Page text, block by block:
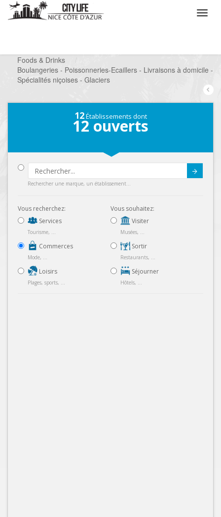
Foods & Drinks
/
Boulangeries - Poissonneries-Ecaillers - Livraisons à domicile -
Spécialités niçoises - Glaciers
12Établissements dont
12 ouverts
Rechercher une marque, un établissement...
Vous recherchez:
Services
Tourisme, ...
Commerces
Mode, ...
Loisirs
Plages, sports, ...
Vous souhaitez:
Visiter
Musées, ...
Sortir
Restaurants, ...
Séjourner
Hôtels, ...